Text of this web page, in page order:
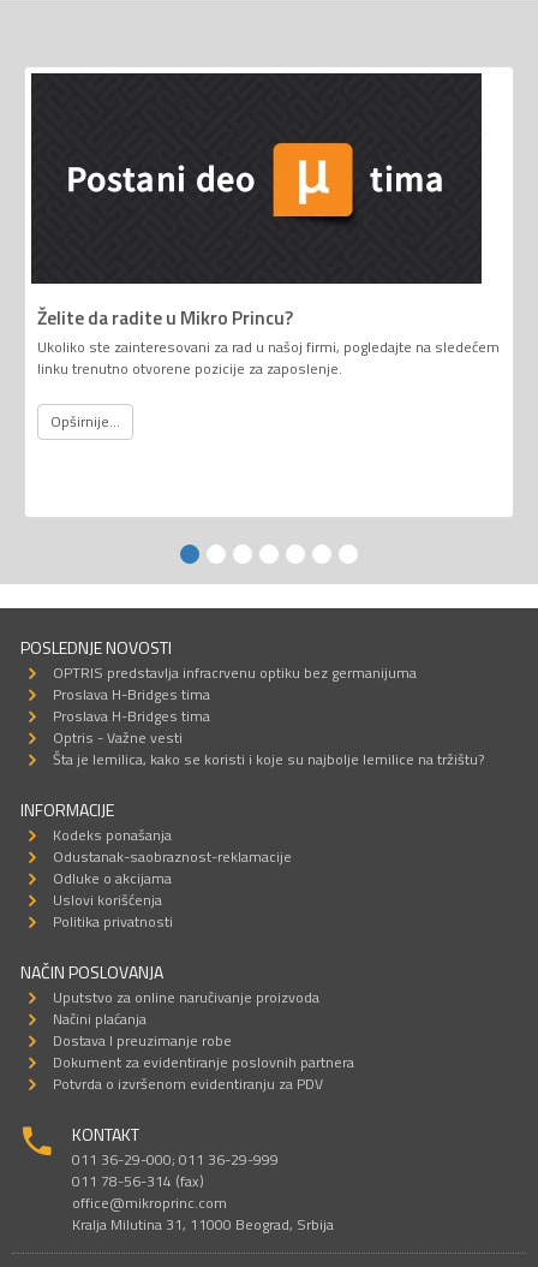
Želite da radite u Mikro Princu?
Ukoliko ste zainteresovani za rad u našoj firmi, pogledajte na sledećem
linku trenutno otvorene pozicije za zaposlenje.
Opširnije...
POSLEDNJE NOVOSTI
OPTRIS predstavlja infracrvenu optiku bez germanijuma
Proslava H-Bridges tima
Proslava H-Bridges tima
Optris - Važne vesti
Šta je lemilica, kako se koristi i koje su najbolje lemilice na tržištu?
INFORMACIJE
Kodeks ponašanja
Odustanak-saobraznost-reklamacije
Odluke o akcijama
Uslovi korišćenja
Politika privatnosti
NAČIN POSLOVANJA
Uputstvo za online naručivanje proizvoda
Načini plaćanja
Dostava I preuzimanje robe
Dokument za evidentiranje poslovnih partnera
Potvrda o izvršenom evidentiranju za PDV
KONTAKT
011 36-29-000; 011 36-29-999
011 78-56-314 (fax)
office@mikroprinc.com
Kralja Milutina 31, 11000 Beograd, Srbija